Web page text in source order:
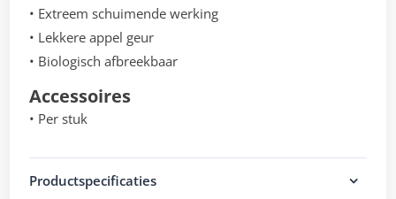
• Extreem schuimende werking
• Lekkere appel geur
• Biologisch afbreekbaar
Accessoires
• Per stuk
Productspecificaties